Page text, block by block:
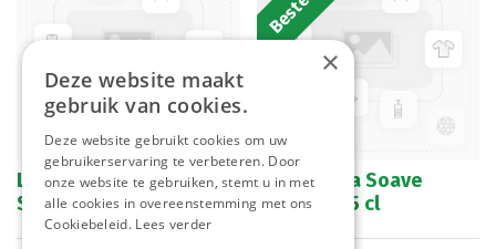
Le Grand Noir Cabernet
Syrah 75 cl
Villa Rasina Soave
Classico 75 cl
×
Deze website maakt
gebruik van cookies.
Deze website gebruikt cookies om uw
gebruikerservaring te verbeteren. Door
onze website te gebruiken, stemt u in met
alle cookies in overeenstemming met ons
Cookiebeleid. Lees verder